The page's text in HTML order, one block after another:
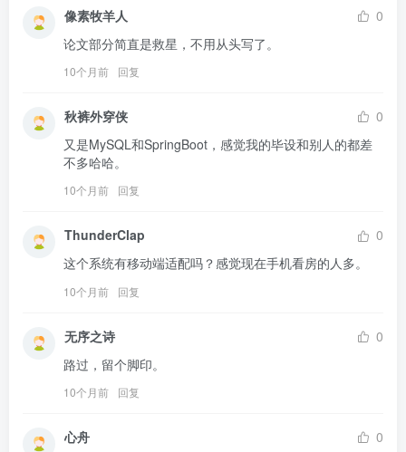
像素牧羊人
0
论文部分简直是救星，不用从头写了。
10个月前 回复
秋裤外穿侠
0
又是MySQL和SpringBoot，感觉我的毕设和别人的都差
不多哈哈。
10个月前 回复
ThunderClap
0
这个系统有移动端适配吗？感觉现在手机看房的人多。
10个月前 回复
无序之诗
0
路过，留个脚印。
10个月前 回复
心舟 0